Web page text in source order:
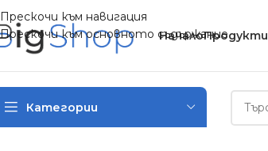
Прескочи към навигация
Прескочи към основното съдържание
НачалоПродукти
Категории